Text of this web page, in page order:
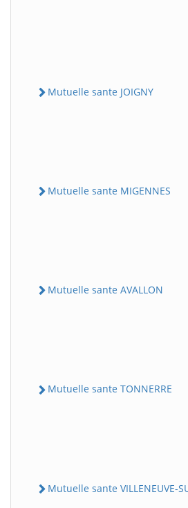
Mutuelle sante JOIGNY
Mutuelle sante MIGENNES
Mutuelle sante AVALLON
Mutuelle sante TONNERRE
Mutuelle sante VILLENEUVE-